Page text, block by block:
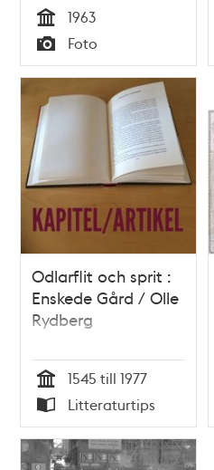
Tid
1963
Typ
Foto
Odlarflit och sprit :
Enskede Gård / Olle
Rydberg
Tid
1545 till 1977
Typ
Litteraturtips